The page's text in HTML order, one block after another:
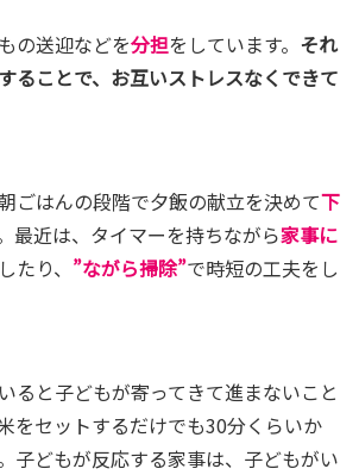
の送迎などを分担をしています。 それ
ることで、お互いストレスなくできて
ごはんの段階で夕飯の献立を決めて下
最近は、タイマーを持ちながら家事に
たり、 ”ながら掃除”で時短の工夫をし
ると子どもが寄ってきて進まないこと
をセットするだけでも30分くらいか
子どもが反応する家事は、子どもがい